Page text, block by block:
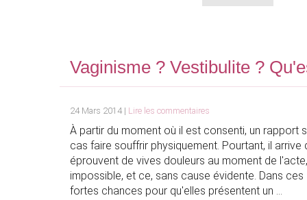
Vaginisme ? Vestibulite ?
24 Mars 2014 | Lire les commentaires
À partir du moment où il est consenti, un rapport
cas faire souffrir physiquement. Pourtant, il
éprouvent de vives douleurs au moment de
impossible, et ce, sans cause évidente. Dans
fortes chances pour qu'elles présentent un